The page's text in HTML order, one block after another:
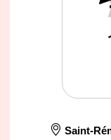
Saint-